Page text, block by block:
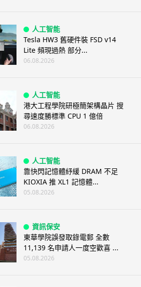
人工智能
Tesla HW3 舊硬件裝 FSD v14
Lite 頻現過熱 部分...
06.08.2026
人工智能
港大工程學院研極簡架構晶片 搜
尋速度勝標準 CPU 1 億倍
06.08.2026
人工智能
靠快閃記憶體紓緩 DRAM 不足
KIOXIA 推 XL1 記憶體...
05.08.2026
資訊保安
東華學院誤發取錄電郵 全數
11,139 名申請人一度空歡喜 ...
05.08.2026